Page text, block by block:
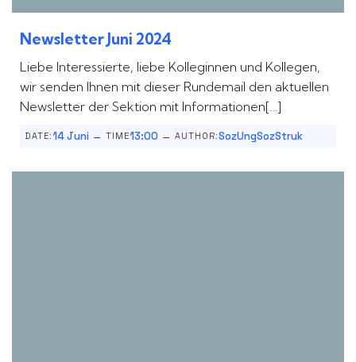
Newsletter Juni 2024
Liebe Interessierte, liebe Kolleginnen und Kollegen,
wir senden Ihnen mit dieser Rundemail den aktuellen
Newsletter der Sektion mit Informationen[…]
DATE:14 Juni – TIME13:00 – AUTHOR:SozUngSozStruk